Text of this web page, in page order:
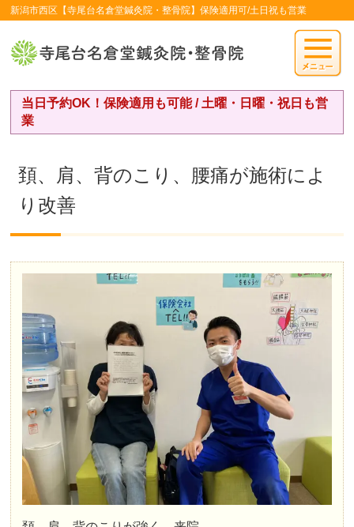
新潟市西区【寺尾台名倉堂鍼灸院・整骨院】保険適用可/土日祝も営業
当日予約OK！保険適用も可能 / 土曜・日曜・祝日も営
業
頚、肩、背のこり、腰痛が施術によ
り改善